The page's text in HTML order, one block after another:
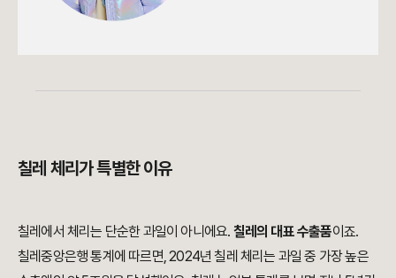
칠레 체리가 특별한 이유
칠레에서 체리는 단순한 과일이 아니에요. 칠레의 대표 수출품이죠.
칠레중앙은행 통계에 따르면, 2024년 칠레 체리는 과일 중 가장 높은